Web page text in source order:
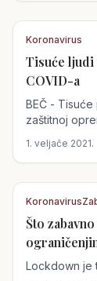
Austrija
Koronavirus
Tisuće
COVID-a
BEČ -
zaštitnoj
1. veljače 2021.
Austrija
Koronavirus
Što
Lockdown je